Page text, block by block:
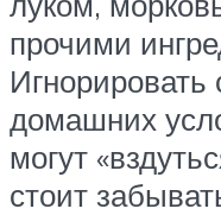
прочими
домашних
могут
стоит